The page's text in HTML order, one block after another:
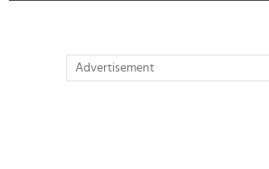
Advertisement